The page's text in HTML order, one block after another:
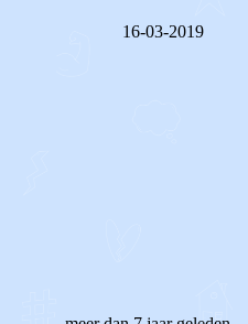
16-03-2019